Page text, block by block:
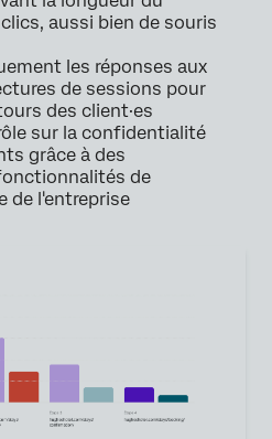
aussi bien de souris
les réponses aux
de sessions pour
des client·es
sur la confidentialité
grâce à des
de
de l'entreprise